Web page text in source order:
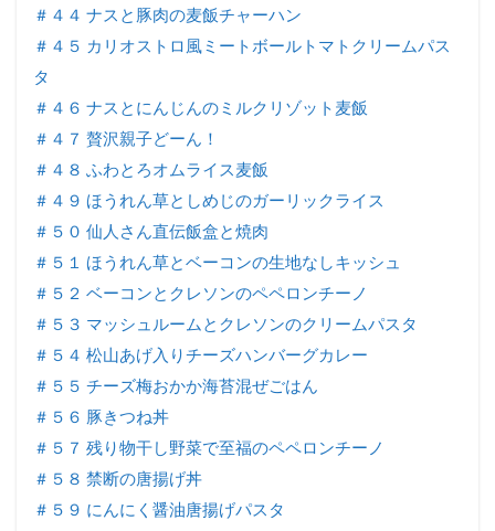
＃４４ ナスと豚肉の麦飯チャーハン
＃４５ カリオストロ風ミートボールトマトクリームパス
タ
＃４６ ナスとにんじんのミルクリゾット麦飯
＃４７ 贅沢親子どーん！
＃４８ ふわとろオムライス麦飯
＃４９ ほうれん草としめじのガーリックライス
＃５０ 仙人さん直伝飯盒と焼肉
＃５１ ほうれん草とベーコンの生地なしキッシュ
＃５２ ベーコンとクレソンのペペロンチーノ
＃５３ マッシュルームとクレソンのクリームパスタ
＃５４ 松山あげ入りチーズハンバーグカレー
＃５５ チーズ梅おかか海苔混ぜごはん
＃５６ 豚きつね丼
＃５７ 残り物干し野菜で至福のペペロンチーノ
＃５８ 禁断の唐揚げ丼
＃５９ にんにく醤油唐揚げパスタ